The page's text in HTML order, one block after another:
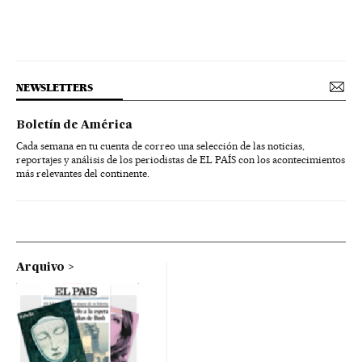
NEWSLETTERS
Boletín de América
Cada semana en tu cuenta de correo una selección de las noticias,
reportajes y análisis de los periodistas de EL PAÍS con los acontecimientos
más relevantes del continente.
Arquivo